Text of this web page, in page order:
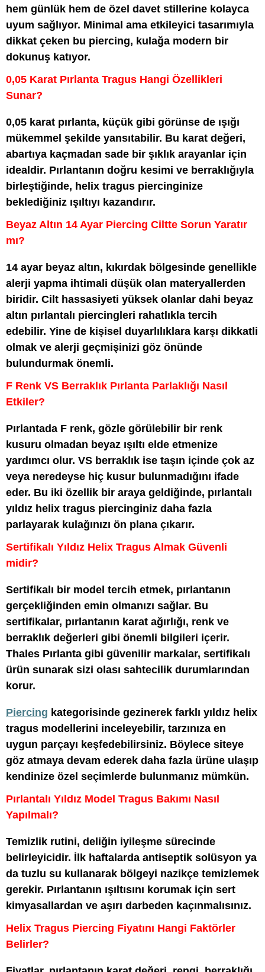
hem günlük hem de özel davet stillerine kolayca
uyum sağlıyor. Minimal ama etkileyici tasarımıyla
dikkat çeken bu piercing, kulağa modern bir
dokunuş katıyor.
0,05 Karat Pırlanta Tragus Hangi Özellikleri
Sunar?
0,05 karat pırlanta, küçük gibi görünse de ışığı
mükemmel şekilde yansıtabilir. Bu karat değeri,
abartıya kaçmadan sade bir şıklık arayanlar için
idealdir. Pırlantanın doğru kesimi ve berraklığıyla
birleştiğinde, helix tragus piercinginize
beklediğiniz ışıltıyı kazandırır.
Beyaz Altın 14 Ayar Piercing Ciltte Sorun Yaratır
mı?
14 ayar beyaz altın, kıkırdak bölgesinde genellikle
alerji yapma ihtimali düşük olan materyallerden
biridir. Cilt hassasiyeti yüksek olanlar dahi beyaz
altın pırlantalı piercingleri rahatlıkla tercih
edebilir. Yine de kişisel duyarlılıklara karşı dikkatli
olmak ve alerji geçmişinizi göz önünde
bulundurmak önemli.
F Renk VS Berraklık Pırlanta Parlaklığı Nasıl
Etkiler?
Pırlantada F renk, gözle görülebilir bir renk
kusuru olmadan beyaz ışıltı elde etmenize
yardımcı olur. VS berraklık ise taşın içinde çok az
veya neredeyse hiç kusur bulunmadığını ifade
eder. Bu iki özellik bir araya geldiğinde, pırlantalı
yıldız helix tragus piercinginiz daha fazla
parlayarak kulağınızı ön plana çıkarır.
Sertifikalı Yıldız Helix Tragus Almak Güvenli
midir?
Sertifikalı bir model tercih etmek, pırlantanın
gerçekliğinden emin olmanızı sağlar. Bu
sertifikalar, pırlantanın karat ağırlığı, renk ve
berraklık değerleri gibi önemli bilgileri içerir.
Thales Pırlanta gibi güvenilir markalar, sertifikalı
ürün sunarak sizi olası sahtecilik durumlarından
korur.
Piercing kategorisinde gezinerek farklı yıldız helix
tragus modellerini inceleyebilir, tarzınıza en
uygun parçayı keşfedebilirsiniz. Böylece siteye
göz atmaya devam ederek daha fazla ürüne ulaşıp
kendinize özel seçimlerde bulunmanız mümkün.
Pırlantalı Yıldız Model Tragus Bakımı Nasıl
Yapılmalı?
Temizlik rutini, deliğin iyileşme sürecinde
belirleyicidir. İlk haftalarda antiseptik solüsyon ya
da tuzlu su kullanarak bölgeyi nazikçe temizlemek
gerekir. Pırlantanın ışıltısını korumak için sert
kimyasallardan ve aşırı darbeden kaçınmalısınız.
Helix Tragus Piercing Fiyatını Hangi Faktörler
Belirler?